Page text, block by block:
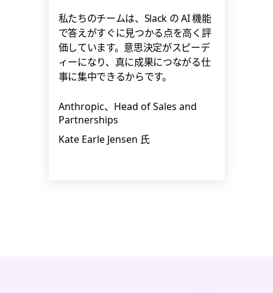
私たちのチームは、Slack の AI 機能
で答えがすぐに見つかる点を高く評
価しています。意思決定がスピーデ
ィーになり、真に成果につながる仕
事に集中できるからです。
Anthropic、Head of Sales and
Partnerships
Kate Earle Jensen 氏